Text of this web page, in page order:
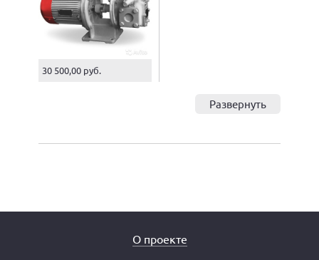
30 500,00 руб.
Развернуть
О проекте